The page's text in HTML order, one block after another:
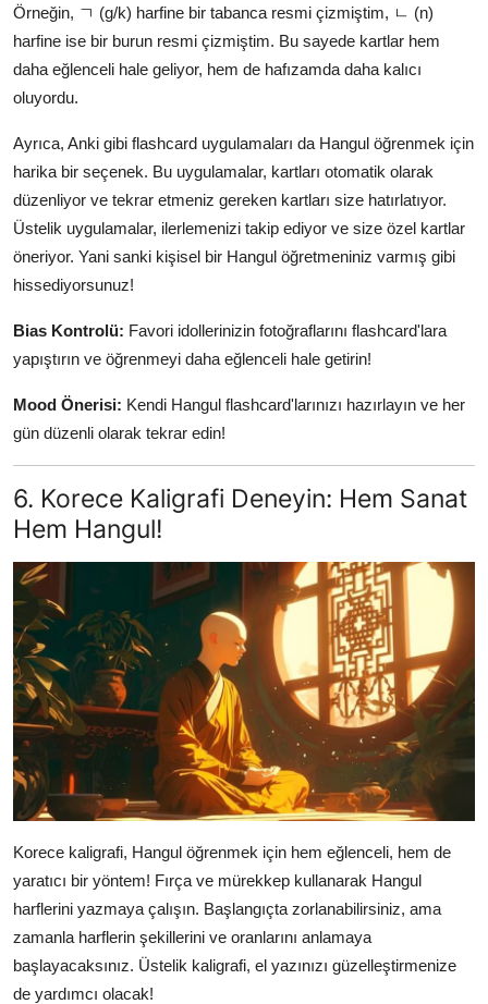
Örneğin, ㄱ (g/k) harfine bir tabanca resmi çizmiştim, ㄴ (n)
harfine ise bir burun resmi çizmiştim. Bu sayede kartlar hem
daha eğlenceli hale geliyor, hem de hafızamda daha kalıcı
oluyordu.
Ayrıca, Anki gibi flashcard uygulamaları da Hangul öğrenmek için
harika bir seçenek. Bu uygulamalar, kartları otomatik olarak
düzenliyor ve tekrar etmeniz gereken kartları size hatırlatıyor.
Üstelik uygulamalar, ilerlemenizi takip ediyor ve size özel kartlar
öneriyor. Yani sanki kişisel bir Hangul öğretmeniniz varmış gibi
hissediyorsunuz!
Bias Kontrolü: Favori idollerinizin fotoğraflarını flashcard'lara
yapıştırın ve öğrenmeyi daha eğlenceli hale getirin!
Mood Önerisi: Kendi Hangul flashcard'larınızı hazırlayın ve her
gün düzenli olarak tekrar edin!
6. Korece Kaligrafi Deneyin: Hem Sanat
Hem Hangul!
Korece kaligrafi, Hangul öğrenmek için hem eğlenceli, hem de
yaratıcı bir yöntem! Fırça ve mürekkep kullanarak Hangul
harflerini yazmaya çalışın. Başlangıçta zorlanabilirsiniz, ama
zamanla harflerin şekillerini ve oranlarını anlamaya
başlayacaksınız. Üstelik kaligrafi, el yazınızı güzelleştirmenize
de yardımcı olacak!